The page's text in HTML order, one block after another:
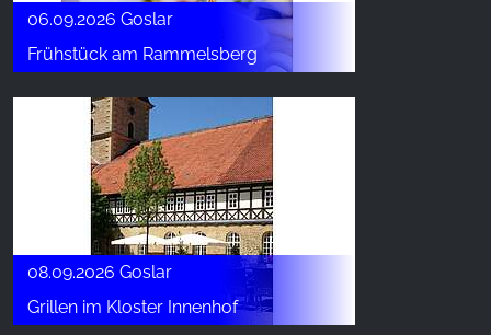
06.09.2026 Goslar
Frühstück am Rammelsberg
08.09.2026 Goslar
Grillen im Kloster Innenhof